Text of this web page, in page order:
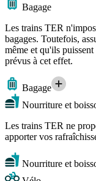
Bagage
Les trains TER
bagages. Toutefois,
même et qu'ils puissent
prévus à cet effet.
Bagage
Nourriture et
Les trains TER ne
apporter vos
Nourriture et